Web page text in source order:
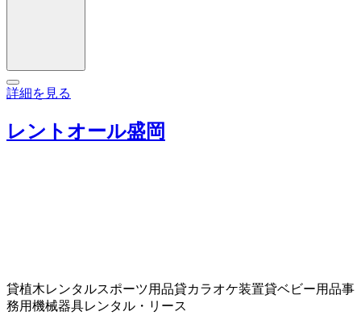
詳細を見る
レントオール盛岡
貸植木レンタルスポーツ用品貸カラオケ装置貸ベビー用品事
務用機械器具レンタル・リース